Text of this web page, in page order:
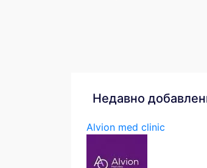
Недавно
Alvion med clinic